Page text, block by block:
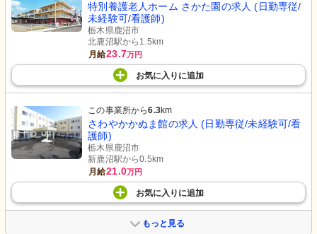
特別養護老人ホーム さかた園の求人 (日勤専従/
未経験可/看護師)
栃木県鹿沼市
北鹿沼駅から1.5km
月給23.7万円
お気に入り に追加
この事業所から6.3km
さわやかかぬま館の求人 (日勤専従/未経験可/看
護師)
栃木県鹿沼市
新鹿沼駅から0.5km
月給21.0万円
お気に入り に追加
もっと見る